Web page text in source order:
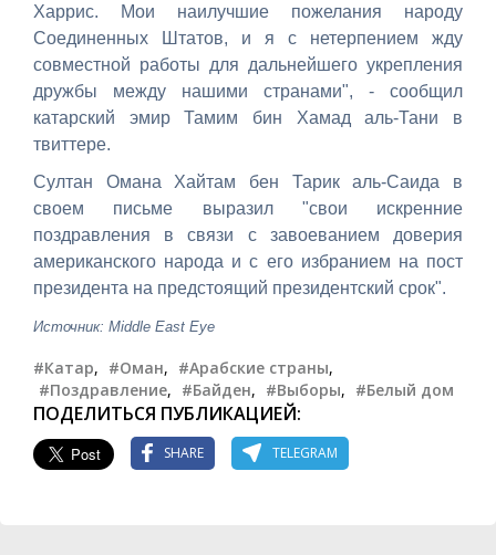
Харрис. Мои наилучшие пожелания народу
Соединенных Штатов, и я с нетерпением жду
совместной работы для дальнейшего укрепления
дружбы между нашими странами", - сообщил
катарский эмир Тамим бин Хамад аль-Тани в
твиттере.
Султан Омана Хайтам бен Тарик аль-Саида в
своем письме выразил "свои искренние
поздравления в связи с завоеванием доверия
американского народа и с его избранием на пост
президента на предстоящий президентский срок".
Источник: Middle East Eye
#Катар, #Оман, #Арабские страны,
#Поздравление, #Байден, #Выборы, #Белый дом
ПОДЕЛИТЬСЯ ПУБЛИКАЦИЕЙ:
SHARE TELEGRAM